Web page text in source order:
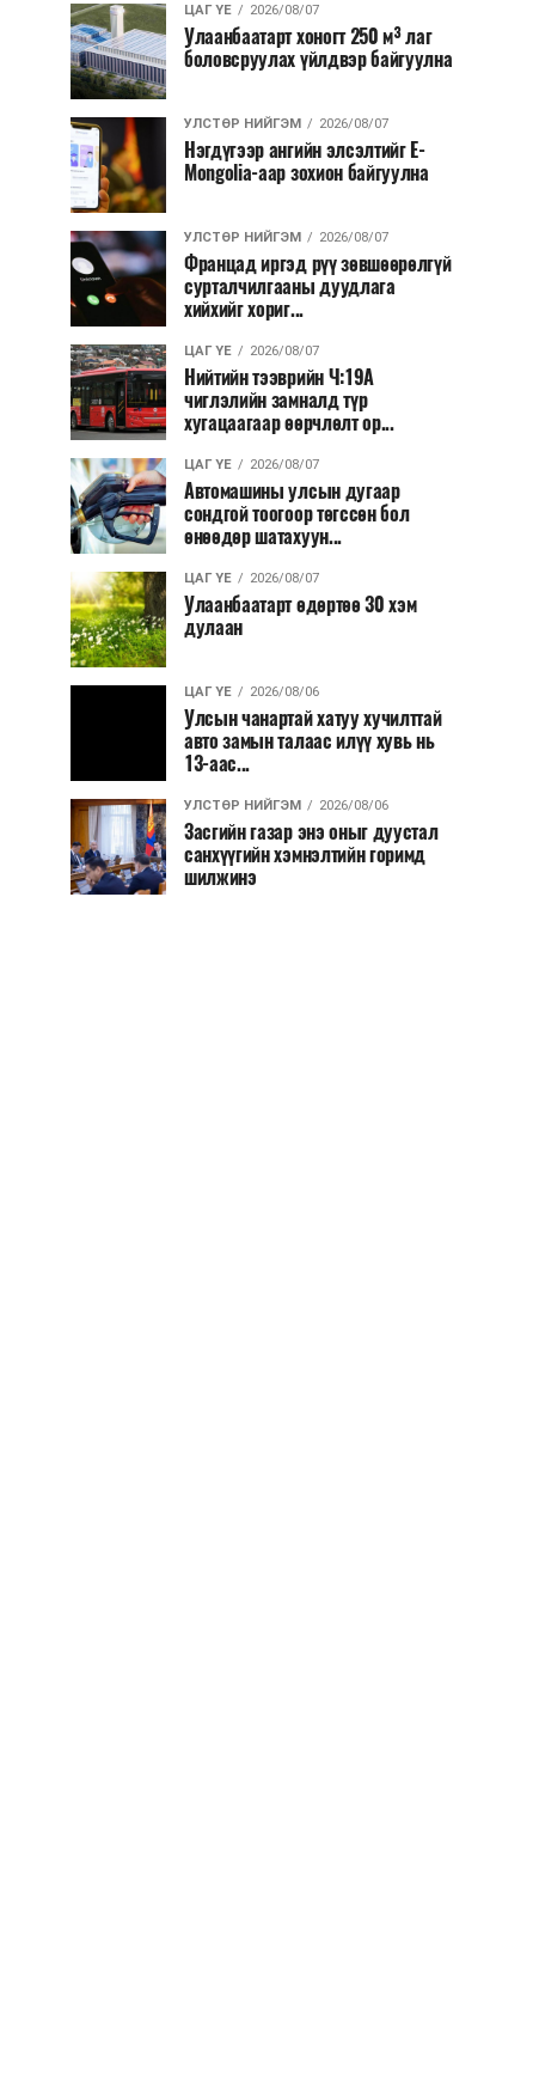
ЦАГ ҮЕ 2026/08/07
Улаанбаатарт хоногт 250 м³ лаг
боловсруулах үйлдвэр байгуулна
УЛСТӨР НИЙГЭМ 2026/08/07
Нэгдүгээр ангийн элсэлтийг E-
Mongolia-аар зохион байгуулна
УЛСТӨР НИЙГЭМ 2026/08/07
Францад иргэд рүү зөвшөөрөлгүй
сурталчилгааны дуудлага
хийхийг хориг...
ЦАГ ҮЕ 2026/08/07
Нийтийн тээврийн Ч:19А
чиглэлийн замналд түр
хугацаагаар өөрчлөлт ор...
ЦАГ ҮЕ 2026/08/07
Автомашины улсын дугаар
сондгой тоогоор төгссөн бол
өнөөдөр шатахуун...
ЦАГ ҮЕ 2026/08/07
Улаанбаатарт өдөртөө 30 хэм
дулаан
ЦАГ ҮЕ 2026/08/06
Улсын чанартай хатуу хучилттай
авто замын талаас илүү хувь нь
13-аас...
УЛСТӨР НИЙГЭМ 2026/08/06
Засгийн газар энэ оныг дуустал
санхүүгийн хэмнэлтийн горимд
шилжинэ